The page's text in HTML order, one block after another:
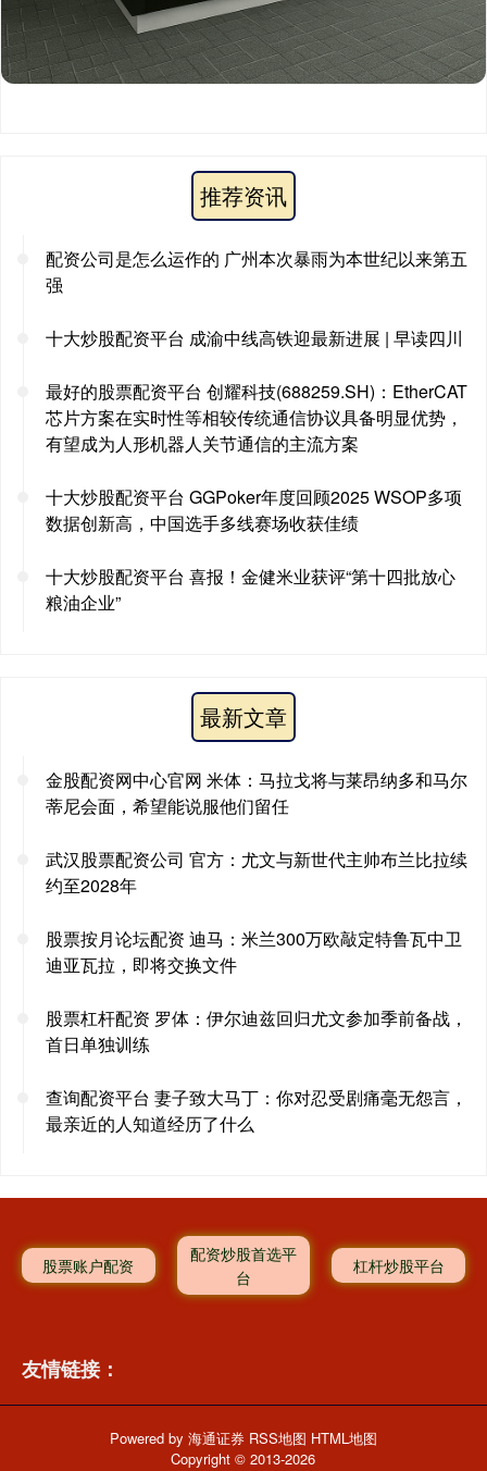
推荐资讯
配资公司是怎么运作的 广州本次暴雨为本世纪以来第五
强
十大炒股配资平台 成渝中线高铁迎最新进展 | 早读四川
最好的股票配资平台 创耀科技(688259.SH)：EtherCAT
芯片方案在实时性等相较传统通信协议具备明显优势，
有望成为人形机器人关节通信的主流方案
十大炒股配资平台 GGPoker年度回顾2025 WSOP多项
数据创新高，中国选手多线赛场收获佳绩
十大炒股配资平台 喜报！金健米业获评“第十四批放心
粮油企业”
最新文章
金股配资网中心官网 米体：马拉戈将与莱昂纳多和马尔
蒂尼会面，希望能说服他们留任
武汉股票配资公司 官方：尤文与新世代主帅布兰比拉续
约至2028年
股票按月论坛配资 迪马：米兰300万欧敲定特鲁瓦中卫
迪亚瓦拉，即将交换文件
股票杠杆配资 罗体：伊尔迪兹回归尤文参加季前备战，
首日单独训练
查询配资平台 妻子致大马丁：你对忍受剧痛毫无怨言，
最亲近的人知道经历了什么
股票账户配资
配资炒股首选平
台
杠杆炒股平台
友情链接：
Powered by 海通证券 RSS地图 HTML地图
Copyright© 2013-2026